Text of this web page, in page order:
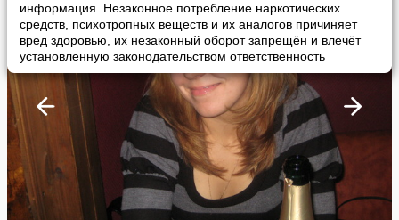
информация. Незаконное потребление наркотических
средств, психотропных веществ и их аналогов причиняет
вред здоровью, их незаконный оборот запрещён и влечёт
установленную законодательством ответственность